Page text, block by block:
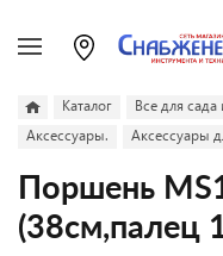
Каталог Все для сада
Аксессуары.
Аксессуары
Поршень
(38см,палец